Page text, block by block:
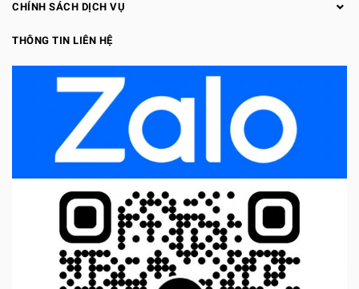
CHÍNH SÁCH DỊCH VỤ
THÔNG TIN LIÊN HỆ